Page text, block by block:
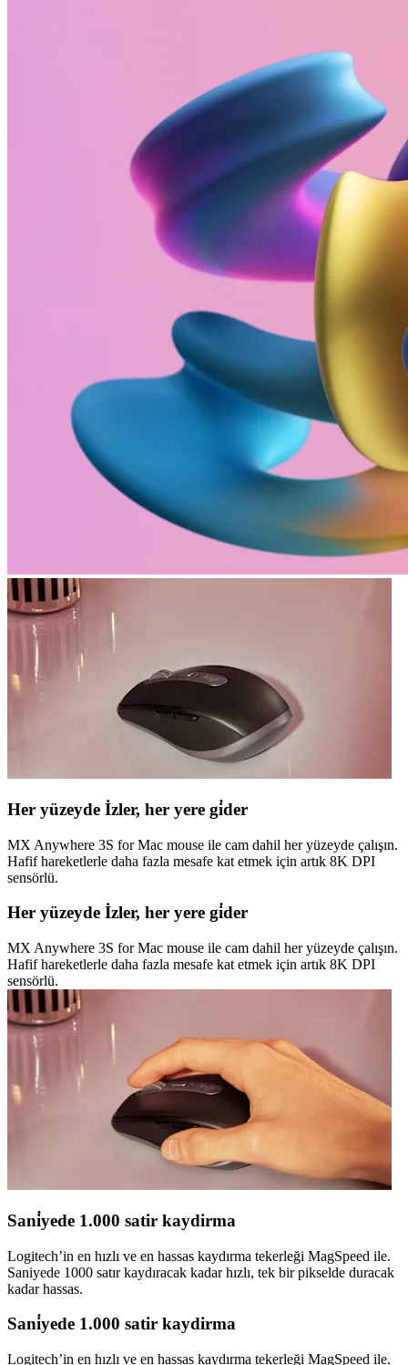
Her yüzeyde İzler, her yere gi̇der
MX Anywhere 3S for Mac mouse ile cam dahil her yüzeyde çalışın.
Hafif hareketlerle daha fazla mesafe kat etmek için artık 8K DPI
sensörlü.
Her yüzeyde İzler, her yere gi̇der
MX Anywhere 3S for Mac mouse ile cam dahil her yüzeyde çalışın.
Hafif hareketlerle daha fazla mesafe kat etmek için artık 8K DPI
sensörlü.
Sani̇yede 1.000 satir kaydirma
Logitech’in en hızlı ve en hassas kaydırma tekerleği MagSpeed ile.
Saniyede 1000 satır kaydıracak kadar hızlı, tek bir pikselde duracak
kadar hassas.
Sani̇yede 1.000 satir kaydirma
Logitech’in en hızlı ve en hassas kaydırma tekerleği MagSpeed ile.